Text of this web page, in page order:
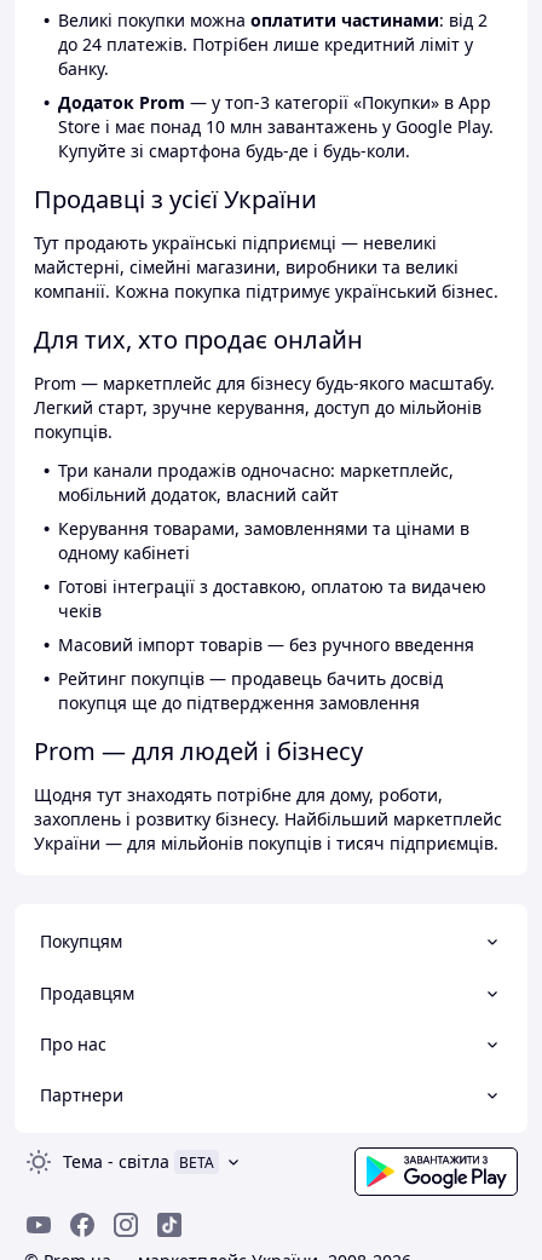
Великі покупки можна оплатити частинами: від 2
до 24 платежів. Потрібен лише кредитний ліміт у
банку.
Додаток Prom — у топ-3 категорії «Покупки» в App
Store і має понад 10 млн завантажень у Google Play.
Купуйте зі смартфона будь-де і будь-коли.
Продавці з усієї України
Тут продають українські підприємці — невеликі
майстерні, сімейні магазини, виробники та великі
компанії. Кожна покупка підтримує український бізнес.
Для тих, хто продає онлайн
Prom — маркетплейс для бізнесу будь-якого масштабу.
Легкий старт, зручне керування, доступ до мільйонів
покупців.
Три канали продажів одночасно: маркетплейс,
мобільний додаток, власний сайт
Керування товарами, замовленнями та цінами в
одному кабінеті
Готові інтеграції з доставкою, оплатою та видачею
чеків
Масовий імпорт товарів — без ручного введення
Рейтинг покупців — продавець бачить досвід
покупця ще до підтвердження замовлення
Prom — для людей і бізнесу
Щодня тут знаходять потрібне для дому, роботи,
захоплень і розвитку бізнесу. Найбільший маркетплейс
України — для мільйонів покупців і тисяч підприємців.
Покупцям
Продавцям
Про нас
Партнери
Тема - світла BETA